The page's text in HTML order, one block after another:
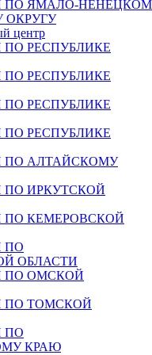
ПО ЯМАЛО-
центр
РЕСПУБЛИКЕ
РЕСПУБЛИКЕ
РЕСПУБЛИКЕ
РЕСПУБЛИКЕ
ПО АЛТАЙСКОМУ
ПО ИРКУТСКОЙ
ПО КЕМЕРОВСКОЙ
ПО
ОБЛАСТИ
ПО ОМСКОЙ
ПО ТОМСКОЙ
ПО
КРАЮ